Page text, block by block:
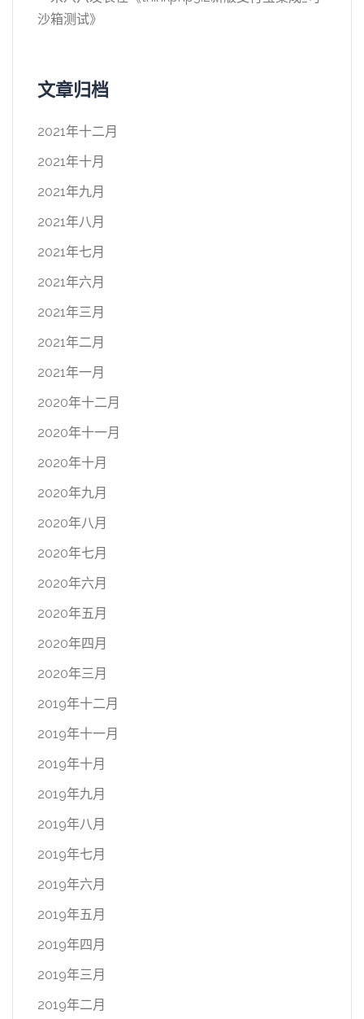
沙箱测试》
文章归档
2021年十二月
2021年十月
2021年九月
2021年八月
2021年七月
2021年六月
2021年三月
2021年二月
2021年一月
2020年十二月
2020年十一月
2020年十月
2020年九月
2020年八月
2020年七月
2020年六月
2020年五月
2020年四月
2020年三月
2019年十二月
2019年十一月
2019年十月
2019年九月
2019年八月
2019年七月
2019年六月
2019年五月
2019年四月
2019年三月
2019年二月